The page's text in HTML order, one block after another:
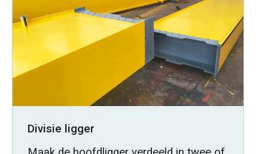
Divisie ligger